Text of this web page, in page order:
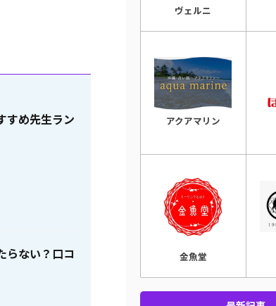
すめ先生ラン
らない？口コ
ヴェルニ
アクアマリン
金魚堂